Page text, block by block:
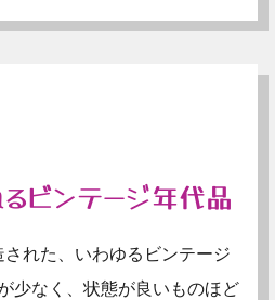
ビンテージ年代品
れた、いわゆるビンテージ
少なく、状態が良いものほど